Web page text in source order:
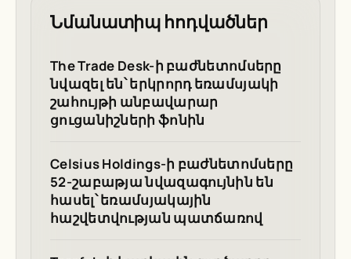
Նմանատիպ հոդվածներ
The Trade Desk-ի բաժնետոմսերը
նվազել են՝ երկրորդ եռամսյակի
շահույթի անբավարար
ցուցանիշների ֆոնին
Celsius Holdings-ի բաժնետոմսերը
52-շաբաթյա նվազագույնին են
հասել՝ եռամսյակային
հաշվետվության պատճառով